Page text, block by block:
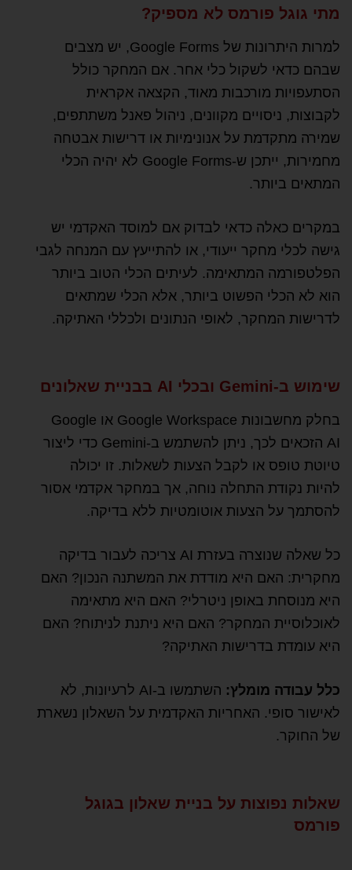
מתי גוגל פורמס לא מספיק?
למרות היתרונות של Google Forms, יש מצבים
שבהם כדאי לשקול כלי אחר. אם המחקר כולל
הסתעפויות מורכבות מאוד, הקצאה אקראית
לקבוצות, ניסויים מקוונים, ניהול פאנל משתתפים,
שמירה מתקדמת על אנונימיות או דרישות אבטחה
מחמירות, ייתכן ש-Google Forms לא יהיה הכלי
המתאים ביותר.
במקרים כאלה כדאי לבדוק אם למוסד האקדמי יש
גישה לכלי מחקר ייעודי, או להתייעץ עם המנחה לגבי
הפלטפורמה המתאימה. לעיתים הכלי הטוב ביותר
הוא לא הכלי הפשוט ביותר, אלא הכלי שמתאים
לדרישות המחקר, לאופי הנתונים ולכללי האתיקה.
שימוש ב-Gemini ובכלי AI בבניית שאלונים
בחלק מחשבונות Google Workspace או Google
AI הזכאים לכך, ניתן להשתמש ב-Gemini כדי ליצור
טיוטת טופס או לקבל הצעות לשאלות. זו יכולה
להיות נקודת התחלה נוחה, אך במחקר אקדמי אסור
להסתמך על הצעות אוטומטיות ללא בדיקה.
כל שאלה שנוצרה בעזרת AI צריכה לעבור בדיקה
מחקרית: האם היא מודדת את המשתנה הנכון? האם
היא מנוסחת באופן ניטרלי? האם היא מתאימה
לאוכלוסיית המחקר? האם היא ניתנת לניתוח? האם
היא עומדת בדרישות האתיקה?
כלל עבודה מומלץ:
השתמשו ב-AI לרעיונות, לא
לאישור סופי. האחריות האקדמית על השאלון נשארת
של החוקר.
שאלות נפוצות על בניית שאלון בגוגל
פורמס